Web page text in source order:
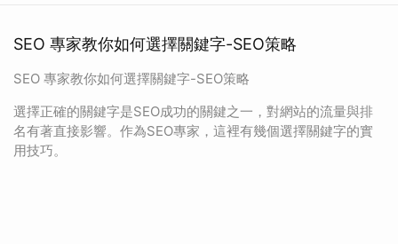
SEO 專家教你如何選擇關鍵字-SEO策略
SEO 專家教你如何選擇關鍵字-SEO策略
選擇正確的關鍵字是SEO成功的關鍵之一，對網站的流量與排
名有著直接影響。作為SEO專家，這裡有幾個選擇關鍵字的實
用技巧。